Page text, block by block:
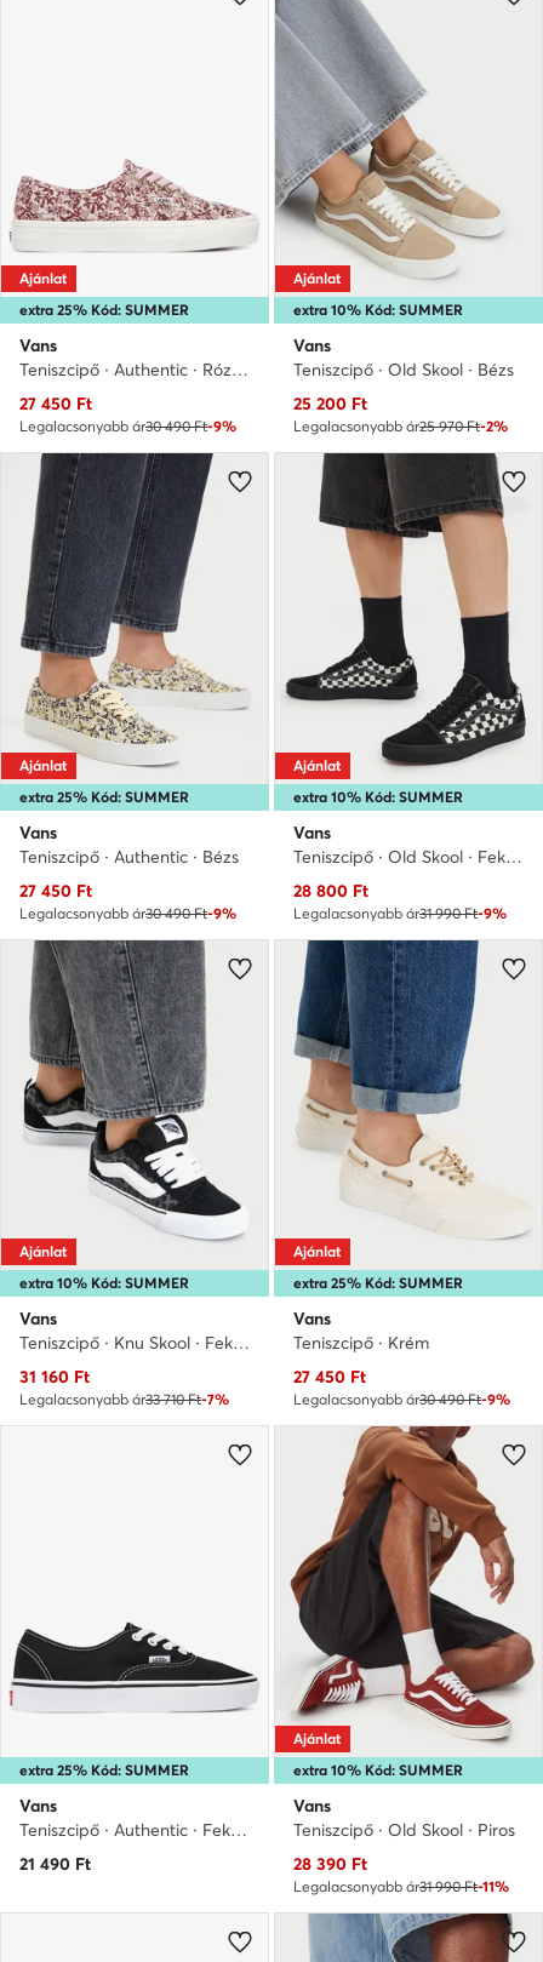
extra 25% Kód: SUMMER
Ajánlat
Vans
Teniszcipő · Authentic · Rózsaszín
Aktuális ár
27 450 Ft
Legalacsonyabb ár30 490 Ft-9%
extra 10% Kód: SUMMER
Ajánlat
Vans
Teniszcipő · Old Skool · Bézs
Aktuális ár
25 200 Ft
Legalacsonyabb ár25 970 Ft-2%
extra 25% Kód: SUMMER
Ajánlat
Vans
Teniszcipő · Authentic · Bézs
Aktuális ár
27 450 Ft
Legalacsonyabb ár30 490 Ft-9%
extra 10% Kód: SUMMER
Ajánlat
Vans
Teniszcipő · Old Skool · Fekete
Aktuális ár
28 800 Ft
Legalacsonyabb ár31 990 Ft-9%
extra 10% Kód: SUMMER
Ajánlat
Vans
Teniszcipő · Knu Skool · Fekete
Aktuális ár
31 160 Ft
Legalacsonyabb ár33 710 Ft-7%
extra 25% Kód: SUMMER
Ajánlat
Vans
Teniszcipő · Krém
Aktuális ár
27 450 Ft
Legalacsonyabb ár30 490 Ft-9%
extra 25% Kód: SUMMER
Vans
Teniszcipő · Authentic · Fekete
21 490 Ft
extra 10% Kód: SUMMER
Ajánlat
Vans
Teniszcipő · Old Skool · Piros
Aktuális ár
28 390 Ft
Legalacsonyabb ár31 990 Ft-11%